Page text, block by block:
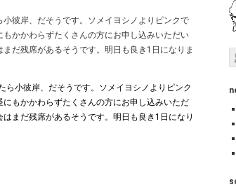
彼岸、だそうです。ソメイヨシノよりピンクで
かかわらずたくさんの方にお申し込みいただい
だ残席があるそうです。明日も良き1日になりま